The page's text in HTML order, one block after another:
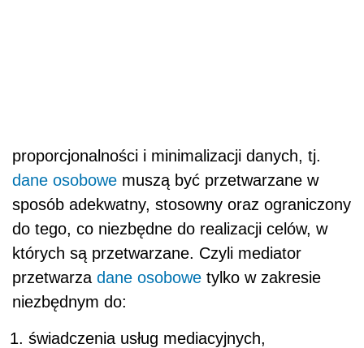
proporcjonalności i minimalizacji danych, tj.
dane osobowe muszą być przetwarzane w
sposób adekwatny, stosowny oraz ograniczony
do tego, co niezbędne do realizacji celów, w
których są przetwarzane. Czyli mediator
przetwarza dane osobowe tylko w zakresie
niezbędnym do:
świadczenia usług mediacyjnych,